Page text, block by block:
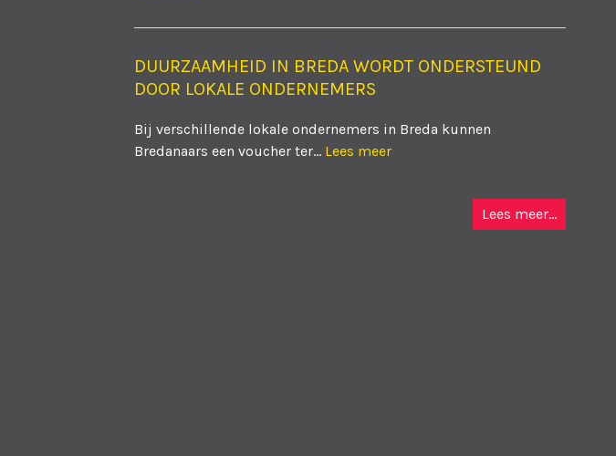
DUURZAAMHEID IN BREDA WORDT ONDERSTEUND
DOOR LOKALE ONDERNEMERS
Bij verschillende lokale ondernemers in Breda kunnen
Bredanaars een voucher ter... Lees meer
Lees meer...